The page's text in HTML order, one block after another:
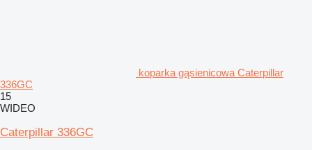
koparka gąsienicowa Caterpillar
336GC
15
WIDEO
Caterpillar 336GC